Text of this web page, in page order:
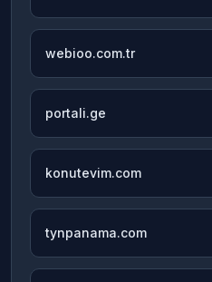
webioo.com.tr
portali.ge
konutevim.com
tynpanama.com